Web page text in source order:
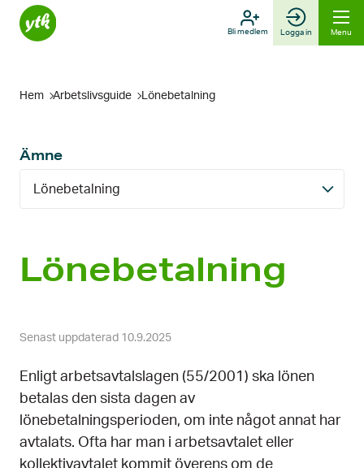
Skip
Bli medlem Logga in Menu
Hem Arbetslivsguide Löne­betalning
Ämne
Löne­betalning
Löne­betalning
Senast uppdaterad 10.9.2025
Enligt arbetsavtalslagen (55/2001) ska lönen
betalas den sista dagen av
lönebetalningsperioden, om inte något annat har
avtalats. Ofta har man i arbetsavtalet eller
kollektivavtalet kommit överens om de